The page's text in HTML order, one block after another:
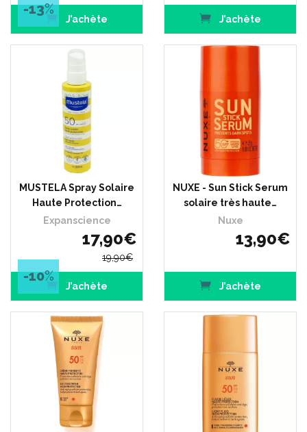
-13%
J’achète J’achète
MUSTELA Spray Solaire
Haute Protection…
Expanscience
17,90€
19,90€
-10%
J’achète
NUXE - Sun Stick Serum
solaire très haute…
Nuxe
13,90€
J’achète